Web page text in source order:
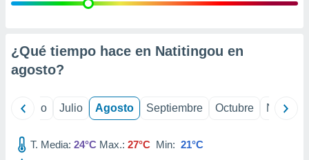
e
mediante
de
¿Qué tiempo hace en Natitingou en
agosto?
Junio Julio Agosto Septiembre Octubre
T. Media: 24°C Max.: 27°C Min: 21°C